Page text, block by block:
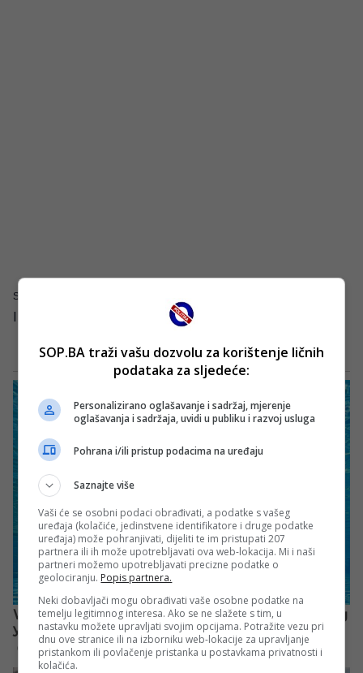
Standings provided by
Index.hr
SOP.BA traži vašu dozvolu za korištenje ličnih
podataka za sljedeće:
Personalizirano oglašavanje i sadržaj, mjerenje
oglašavanja i sadržaja, uvidi u publiku i razvoj usluga
Pohrana i/ili pristup podacima na uređaju
Saznajte više
Vaši će se osobni podaci obrađivati, a podatke s vašeg
uređaja (kolačiće, jedinstvene identifikatore i druge podatke
uređaja) može pohranjivati, dijeliti te im pristupati 207
partnera ili ih može upotrebljavati ova web-lokacija. Mi i naši
partneri možemo upotrebljavati precizne podatke o
geolociranju. Popis partnera.
Neki dobavljači mogu obrađivati vaše osobne podatke na
temelju legitimnog interesa. Ako se ne slažete s tim, u
nastavku možete upravljati svojim opcijama. Potražite vezu pri
dnu ove stranice ili na izborniku web-lokacije za upravljanje
pristankom ili povlačenje pristanka u postavkama privatnosti i
kolačića.